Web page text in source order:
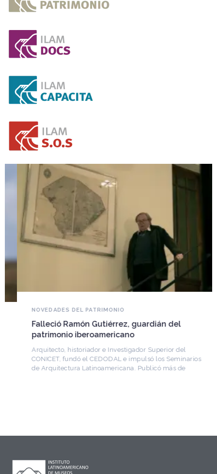
NOVEDADES DEL PATRIMONIO
Falleció Ramón Gutiérrez, guardián del
patrimonio iberoamericano
Arquitecto, historiador e Investigador Superior del
CONICET, fundó el CEDODAL e impulsó los Seminarios
de Arquitectura Latinoamericana. Publicó más de